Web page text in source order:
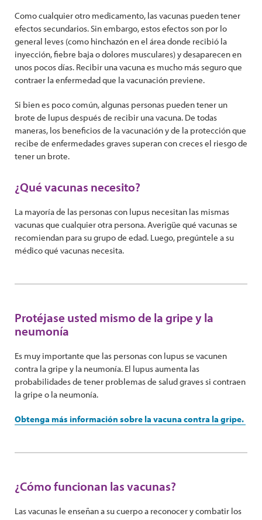
Como cualquier otro medicamento, las vacunas pueden tener
efectos secundarios. Sin embargo, estos efectos son por lo
general leves (como hinchazón en el área donde recibió la
inyección, fiebre baja o dolores musculares) y desaparecen en
unos pocos días. Recibir una vacuna es mucho más seguro que
contraer la enfermedad que la vacunación previene.
Si bien es poco común, algunas personas pueden tener un
brote de lupus después de recibir una vacuna. De todas
maneras, los beneficios de la vacunación y de la protección que
recibe de enfermedades graves superan con creces el riesgo de
tener un brote.
¿Qué vacunas necesito?
La mayoría de las personas con lupus necesitan las mismas
vacunas que cualquier otra persona. Averigüe qué vacunas se
recomiendan para su grupo de edad. Luego, pregúntele a su
médico qué vacunas necesita.
Protéjase usted mismo de la gripe y la
neumonía
Es muy importante que las personas con lupus se vacunen
contra la gripe y la neumonía. El lupus aumenta las
probabilidades de tener problemas de salud graves si contraen
la gripe o la neumonía.
Obtenga más información sobre la vacuna contra la gripe.
¿Cómo funcionan las vacunas?
Las vacunas le enseñan a su cuerpo a reconocer y combatir los